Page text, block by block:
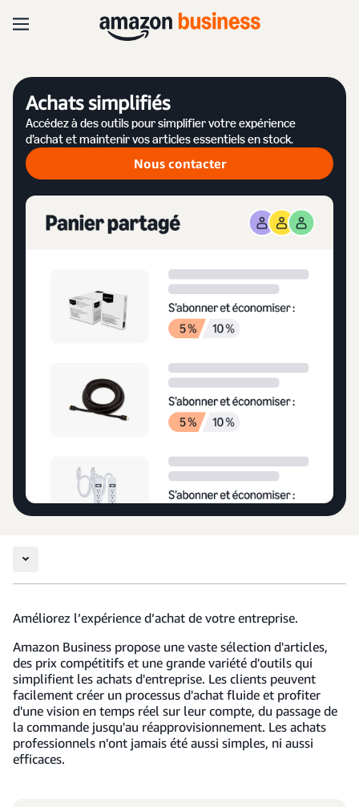
Achats simplifiés
Accédez à des outils pour simplifier votre expérience
d’achat et maintenir vos articles essentiels en stock.
Nous contacter
Améliorez l’expérience d’achat de votre entreprise.
Amazon Business propose une vaste sélection d'articles,
des prix compétitifs et une grande variété d'outils qui
simplifient les achats d'entreprise. Les clients peuvent
facilement créer un processus d'achat fluide et profiter
d'une vision en temps réel sur leur compte, du passage de
la commande jusqu'au réapprovisionnement. Les achats
professionnels n'ont jamais été aussi simples, ni aussi
efficaces.